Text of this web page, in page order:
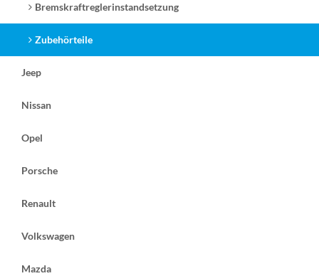
Bremskraftreglerinstandsetzung
Zubehörteile
Jeep
Nissan
Opel
Porsche
Renault
Volkswagen
Mazda